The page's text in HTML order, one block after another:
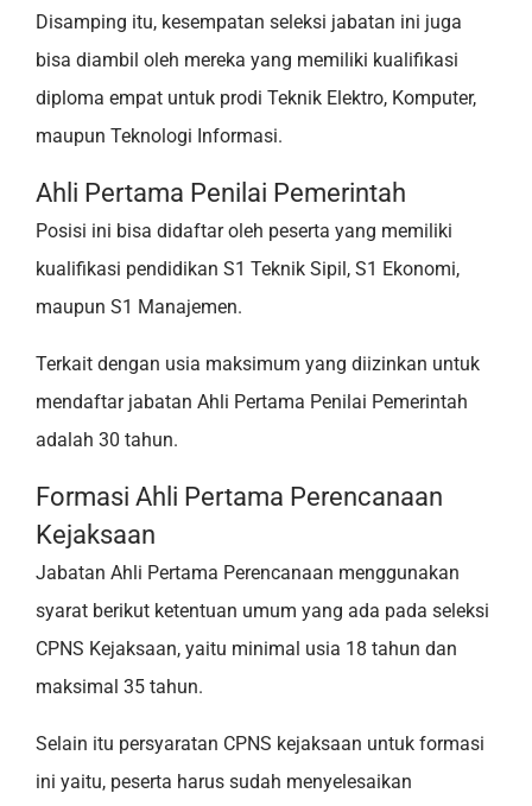
Disamping itu, kesempatan seleksi jabatan ini juga
bisa diambil oleh mereka yang memiliki kualifikasi
diploma empat untuk prodi Teknik Elektro, Komputer,
maupun Teknologi Informasi.
Ahli Pertama Penilai Pemerintah
Posisi ini bisa didaftar oleh peserta yang memiliki
kualifikasi pendidikan S1 Teknik Sipil, S1 Ekonomi,
maupun S1 Manajemen.
Terkait dengan usia maksimum yang diizinkan untuk
mendaftar jabatan Ahli Pertama Penilai Pemerintah
adalah 30 tahun.
Formasi Ahli Pertama Perencanaan
Kejaksaan
Jabatan Ahli Pertama Perencanaan menggunakan
syarat berikut ketentuan umum yang ada pada seleksi
CPNS Kejaksaan, yaitu minimal usia 18 tahun dan
maksimal 35 tahun.
Selain itu persyaratan CPNS kejaksaan untuk formasi
ini yaitu, peserta harus sudah menyelesaikan